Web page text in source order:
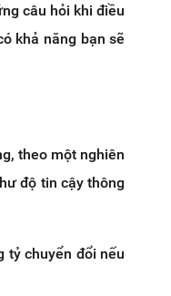
câu hỏi khi điều
khả năng bạn sẽ
theo một nghiên
độ tin cậy thông
tỷ chuyển đổi nếu